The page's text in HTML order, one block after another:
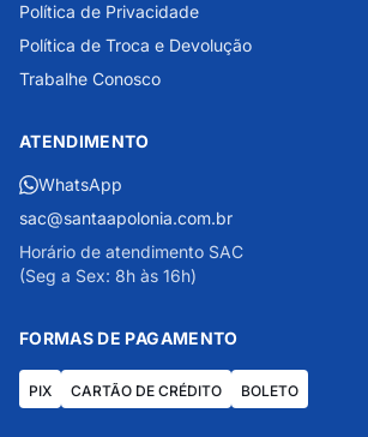
Política de Privacidade
Política de Troca e Devolução
Trabalhe Conosco
ATENDIMENTO
WhatsApp
sac@santaapolonia.com.br
Horário de atendimento SAC
(Seg a Sex: 8h às 16h)
FORMAS DE PAGAMENTO
PIX CARTÃO DE CRÉDITO BOLETO